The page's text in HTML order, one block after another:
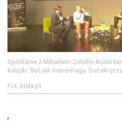
Spotkanie z Mikaelem Colville-
książki 'Być jak Kopenhaga. Duński
Fot. bryla.pl
,